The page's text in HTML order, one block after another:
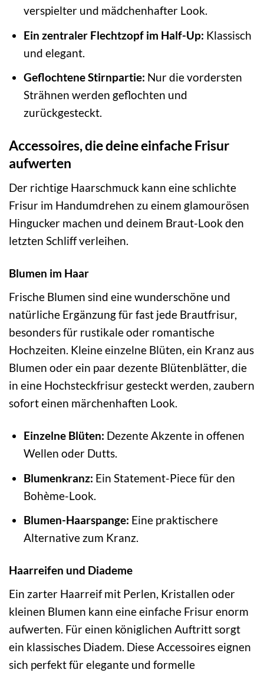
verspielter und mädchenhafter Look.
Ein zentraler Flechtzopf im Half-Up: Klassisch
und elegant.
Geflochtene Stirnpartie: Nur die vordersten
Strähnen werden geflochten und
zurückgesteckt.
Accessoires, die deine einfache Frisur
aufwerten
Der richtige Haarschmuck kann eine schlichte
Frisur im Handumdrehen zu einem glamourösen
Hingucker machen und deinem Braut-Look den
letzten Schliff verleihen.
Blumen im Haar
Frische Blumen sind eine wunderschöne und
natürliche Ergänzung für fast jede Brautfrisur,
besonders für rustikale oder romantische
Hochzeiten. Kleine einzelne Blüten, ein Kranz aus
Blumen oder ein paar dezente Blütenblätter, die
in eine Hochsteckfrisur gesteckt werden, zaubern
sofort einen märchenhaften Look.
Einzelne Blüten: Dezente Akzente in offenen
Wellen oder Dutts.
Blumenkranz: Ein Statement-Piece für den
Bohème-Look.
Blumen-Haarspange: Eine praktischere
Alternative zum Kranz.
Haarreifen und Diademe
Ein zarter Haarreif mit Perlen, Kristallen oder
kleinen Blumen kann eine einfache Frisur enorm
aufwerten. Für einen königlichen Auftritt sorgt
ein klassisches Diadem. Diese Accessoires eignen
sich perfekt für elegante und formelle